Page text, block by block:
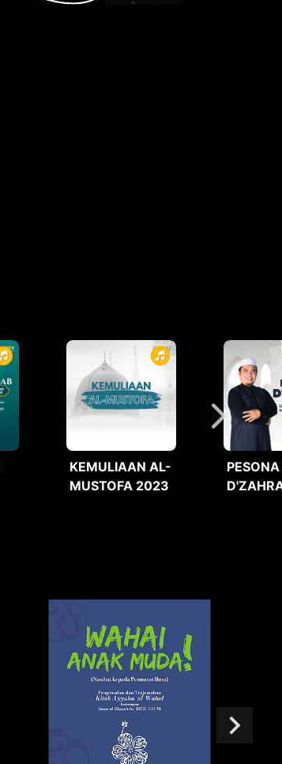
KEMULIAAN AL-
MUSTOFA 2023
PESONA